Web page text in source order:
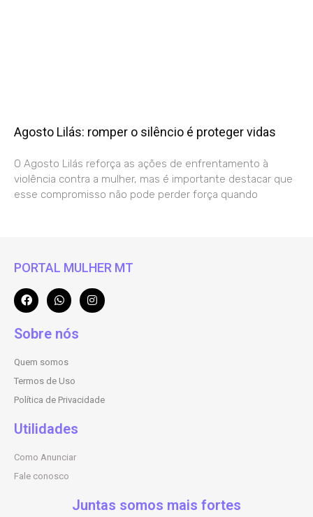
Agosto Lilás: romper o silêncio é proteger vidas
O Agosto Lilás reforça as ações de enfrentamento à
violência contra a mulher, mas é importante destacar que
esse compromisso não pode perder força quando
PORTAL MULHER MT
Sobre nós
Quem somos
Termos de Uso
Política de Privacidade
Utilidades
Como Anunciar
Fale conosco
Juntas somos mais fortes